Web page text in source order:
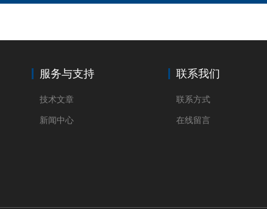
服务与支持
技术文章
新闻中心
联系我们
联系方式
在线留言